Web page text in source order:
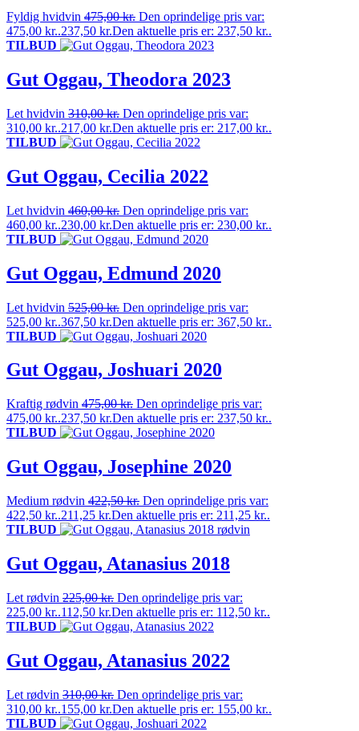
Fyldig hvidvin 475,00kr. Den oprindelige pris var:
475,00 kr..237,50 kr.Den aktuelle pris er: 237,50 kr..
TILBUD
Gut Oggau, Theodora 2023
Let hvidvin 310,00kr. Den oprindelige pris var:
310,00 kr..217,00 kr.Den aktuelle pris er: 217,00 kr..
TILBUD
Gut Oggau, Cecilia 2022
Let hvidvin 460,00kr. Den oprindelige pris var:
460,00 kr..230,00 kr.Den aktuelle pris er: 230,00 kr..
TILBUD
Gut Oggau, Edmund 2020
Let hvidvin 525,00kr. Den oprindelige pris var:
525,00 kr..367,50 kr.Den aktuelle pris er: 367,50 kr..
TILBUD
Gut Oggau, Joshuari 2020
Kraftig rødvin 475,00kr. Den oprindelige pris var:
475,00 kr..237,50 kr.Den aktuelle pris er: 237,50 kr..
TILBUD
Gut Oggau, Josephine 2020
Medium rødvin 422,50kr. Den oprindelige pris var:
422,50 kr..211,25 kr.Den aktuelle pris er: 211,25 kr..
TILBUD
Gut Oggau, Atanasius 2018
Let rødvin 225,00kr. Den oprindelige pris var:
225,00 kr..112,50 kr.Den aktuelle pris er: 112,50 kr..
TILBUD
Gut Oggau, Atanasius 2022
Let rødvin 310,00kr. Den oprindelige pris var:
310,00 kr..155,00 kr.Den aktuelle pris er: 155,00 kr..
TILBUD